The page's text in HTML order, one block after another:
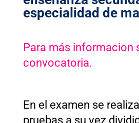
especialidad de
Para más informacion
convocatoria.
En el examen se
pruebas a su vez